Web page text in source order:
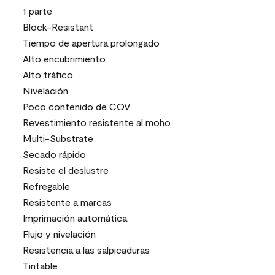
1 parte
Block-Resistant
Tiempo de apertura prolongado
Alto encubrimiento
Alto tráfico
Nivelación
Poco contenido de COV
Revestimiento resistente al moho
Multi-Substrate
Secado rápido
Resiste el deslustre
Refregable
Resistente a marcas
Imprimación automática
Flujo y nivelación
Resistencia a las salpicaduras
Tintable